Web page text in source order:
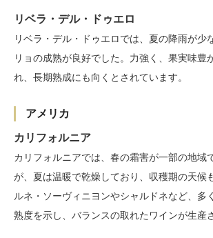
リベラ・デル・ドゥエロ
リベラ・デル・ドゥエロでは、夏の降雨が少
リョの成熟が良好でした。力強く、果実味豊
れ、長期熟成にも向くとされています。
アメリカ
カリフォルニア
カリフォルニアでは、春の霜害が一部の地域
が、夏は温暖で乾燥しており、収穫期の天候
ルネ・ソーヴィニヨンやシャルドネなど、多
熟度を示し、バランスの取れたワインが生産